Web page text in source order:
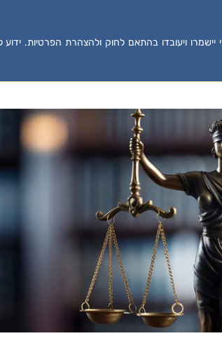
יישמרו ויעובדו בהתאם לחוק ולהצהרת הפרטיות.